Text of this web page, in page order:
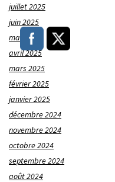
juillet 2025
juin 2025
mai 2025
avril 2025
mars 2025
février 2025
janvier 2025
décembre 2024
novembre 2024
octobre 2024
septembre 2024
août 2024